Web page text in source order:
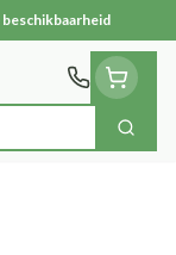
beschikbaarheid
Zoek